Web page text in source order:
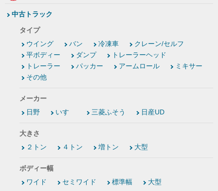
中古トラック
タイプ
ウイング
バン 冷凍車
クレーン/セルフ
平ボディー
ダンプ
トレーラーヘッド
トレーラー
パッカー アームロール
ミキサー
その他
メーカー
日野
いすゞ 三菱ふそう 日産UD
大きさ
２トン
４トン 増トン 大型
ボディー幅
ワイド
セミワイド 標準幅 大型